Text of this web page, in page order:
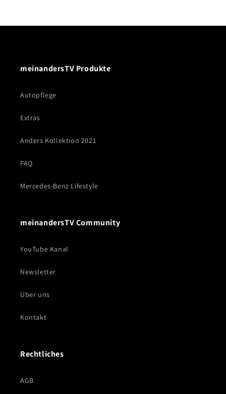
meinandersTV Produkte
Autopflege
Extras
Anders Kollektion 2021
FAQ
Mercedes-Benz Lifestyle
meinandersTV Community
YouTube Kanal
Newsletter
Über uns
Kontakt
Rechtliches
AGB